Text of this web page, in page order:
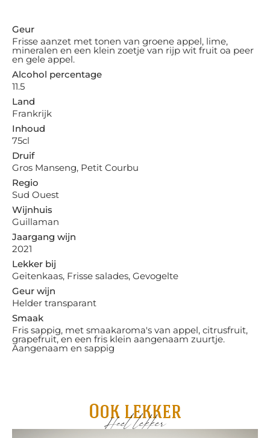
Geur
Frisse aanzet met tonen van groene appel, lime,
mineralen en een klein zoetje van rijp wit fruit oa peer
en gele appel.
Alcohol percentage
11.5
Land
Frankrijk
Inhoud
75cl
Druif
Gros Manseng, Petit Courbu
Regio
Sud Ouest
Wijnhuis
Guillaman
Jaargang wijn
2021
Lekker bij
Geitenkaas, Frisse salades, Gevogelte
Geur wijn
Helder transparant
Smaak
Fris sappig, met smaakaroma's van appel, citrusfruit,
grapefruit, en een fris klein aangenaam zuurtje.
Aangenaam en sappig
Ook lekker
Heel lekker